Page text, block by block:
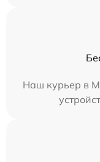
Наш курьер в